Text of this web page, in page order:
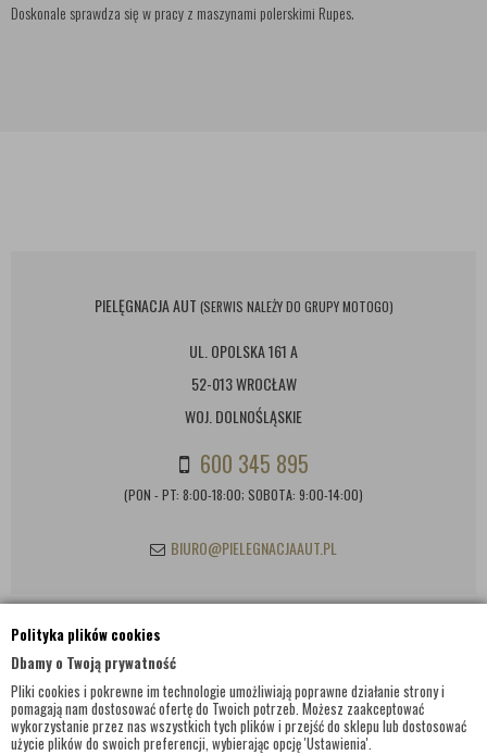
Polityka plików cookies
Dbamy o Twoją prywatność
Pliki cookies i pokrewne im technologie umożliwiają poprawne działanie strony i
pomagają nam dostosować ofertę do Twoich potrzeb. Możesz zaakceptować
wykorzystanie przez nas wszystkich tych plików i przejść do sklepu lub dostosować
użycie plików do swoich preferencji, wybierając opcję 'Ustawienia'.
Doskonale sprawdza się w pracy z maszynami polerskimi Rupes.
PIELĘGNACJA AUT (SERWIS NALEŻY DO GRUPY MOTOGO)
UL. OPOLSKA 161 A
52-013 WROCŁAW
WOJ. DOLNOŚLĄSKIE
600 345 895
(PON - PT: 8:00-18:00; SOBOTA: 9:00-14:00)
BIURO@PIELEGNACJAAUT.PL
INFORMACJE KONTAKTOWE